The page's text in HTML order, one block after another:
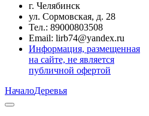
г. Челябинск
ул. Сормовская, д. 28
Тел.: 89000803508
Email: lirb74@yandex.ru
Информация, размещенная
на сайте, не является
публичной офертой
НачалоДеревья